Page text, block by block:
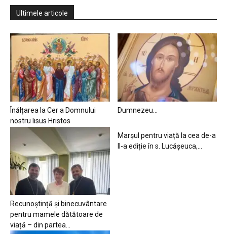
Ultimele articole
Înălțarea la Cer a Domnului
nostru Iisus Hristos
Dumnezeu…
Recunoștință și binecuvântare
pentru mamele dătătoare de
viață – din partea...
Marșul pentru viață la cea de-a
II-a ediție în s. Lucășeuca,...